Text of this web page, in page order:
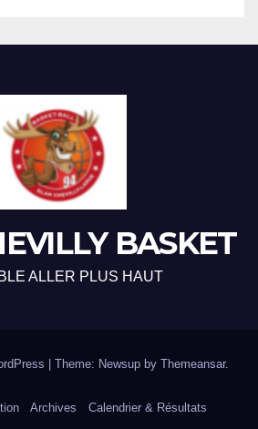
BASKET
ALLER PLUS HAUT
Theme: Newsup by Themeansar.
Archives Calendrier & Résultats